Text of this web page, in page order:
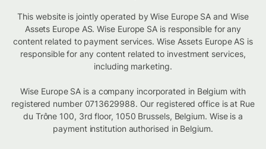
This website is jointly operated by Wise Europe SA and Wise
Assets Europe AS. Wise Europe SA is responsible for any
content related to payment services. Wise Assets Europe AS is
responsible for any content related to investment services,
including marketing.
Wise Europe SA is a company incorporated in Belgium with
registered number 0713629988. Our registered office is at Rue
du Trône 100, 3rd floor, 1050 Brussels, Belgium. Wise is a
payment institution authorised in Belgium.